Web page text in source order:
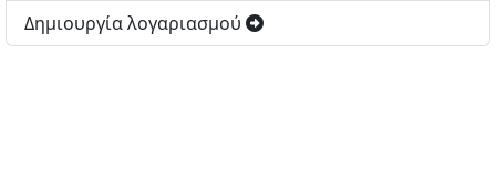
Δημιουργία λογαριασμού